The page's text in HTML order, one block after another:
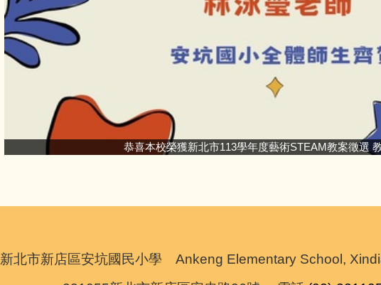
恭喜本校榮獲新北市113學年度藝術STEAM教案徵選
新北市新店區安坑國民小學 Ankeng Elementary School,